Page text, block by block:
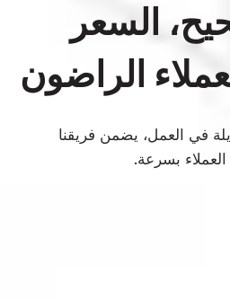
السعر
الراضون
في العمل، يضمن فريقنا
بسرعة.